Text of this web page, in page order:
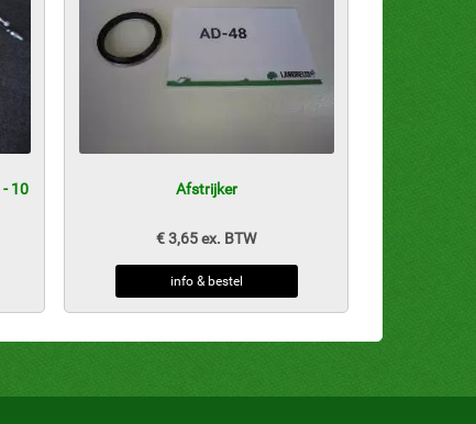
10
Afstrijker
€ 3,65 ex. BTW
info & bestel